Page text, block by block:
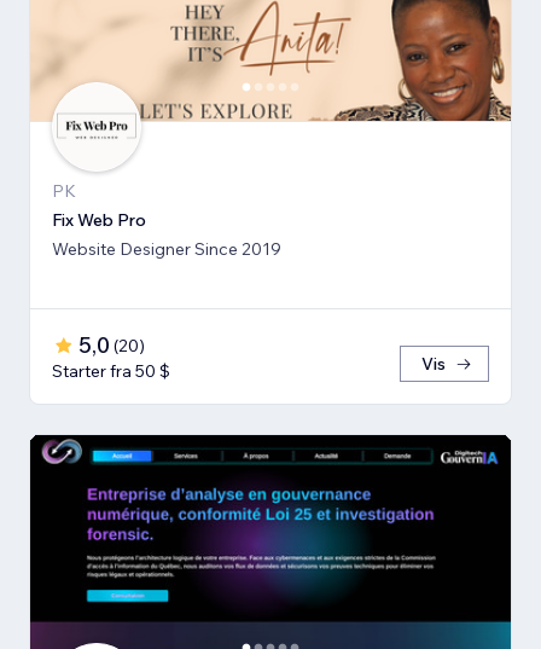
PK
Fix Web Pro
Website Designer Since 2019
5,0 (20)
Starter fra 50 $
Vis